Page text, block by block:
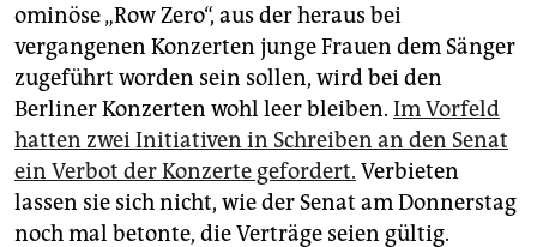
ominöse „Row Zero“, aus der heraus bei
vergangenen Konzerten junge Frauen dem Sänger
zugeführt worden sein sollen, wird bei den
Berliner Konzerten wohl leer bleiben. Im Vorfeld
hatten zwei Initiativen in Schreiben an den Senat
ein Verbot der Konzerte gefordert. Verbieten
lassen sie sich nicht, wie der Senat am Donnerstag
noch mal betonte, die Verträge seien gültig.